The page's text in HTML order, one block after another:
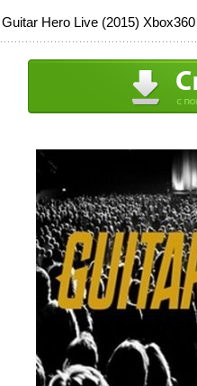
Guitar Hero Live (2015) Xbox360